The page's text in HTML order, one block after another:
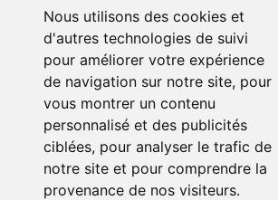
Nous utilisons des cookies et
d'autres technologies de suivi
pour améliorer votre expérience
de navigation sur notre site, pour
vous montrer un contenu
personnalisé et des publicités
ciblées, pour analyser le trafic de
notre site et pour comprendre la
provenance de nos visiteurs.
Détails
Etat : 5 sur 5 étoiles
- Neuf emballé
Membres intéressés : 0 x
Mis en ligne le :
14/06/2025
Tags : -